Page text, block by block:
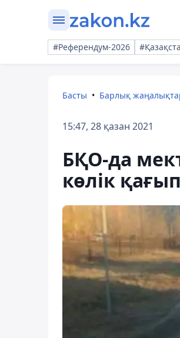
#Референдум-2026
Басты Барлық
15:47, 28 қазан 2021
БҚО-да
көлік